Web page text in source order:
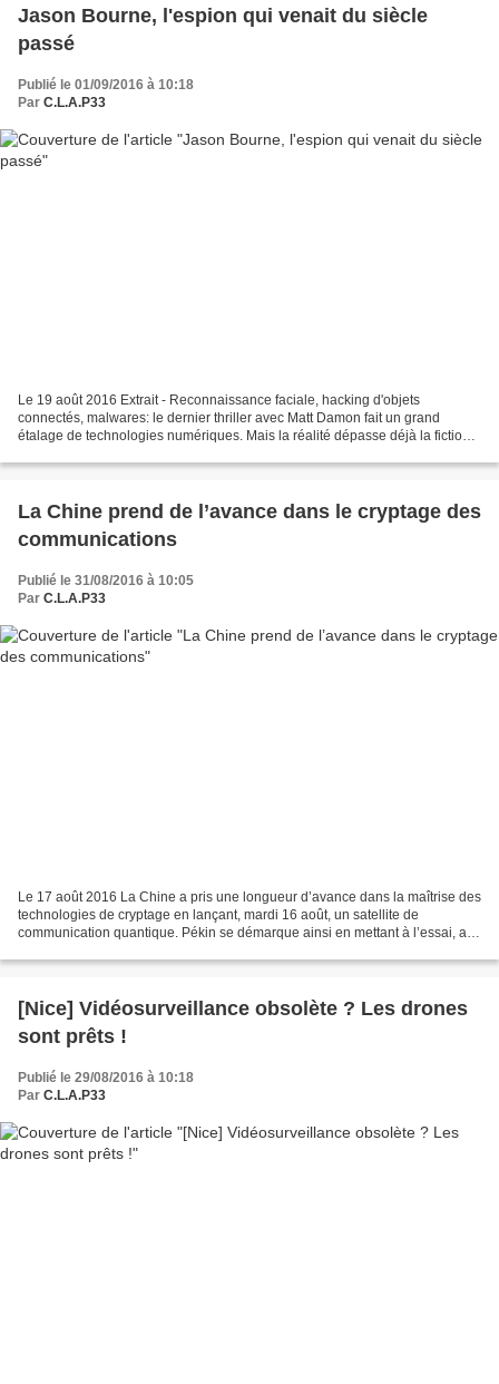
Jason Bourne, l'espion qui venait du siècle
passé
Publié le 01/09/2016 à 10:18
Par C.L.A.P33
Le 19 août 2016 Extrait - Reconnaissance faciale, hacking d'objets
connectés, malwares: le dernier thriller avec Matt Damon fait un grand
étalage de technologies numériques. Mais la réalité dépasse déjà la fiction.
La Chine prend de l’avance dans le cryptage des
communications
Publié le 31/08/2016 à 10:05
Par C.L.A.P33
Le 17 août 2016 La Chine a pris une longueur d’avance dans la maîtrise des
technologies de cryptage en lançant, mardi 16 août, un satellite de
communication quantique. Pékin se démarque ainsi en mettant à l’essai, au
[Nice] Vidéosurveillance obsolète ? Les drones
sont prêts !
Publié le 29/08/2016 à 10:18
Par C.L.A.P33